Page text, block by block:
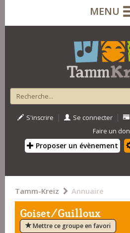
MENU
S'inscrire | Se connecter |
Faire un don
Proposer un évènement
Tamm-Kreiz Annuaire
Goiset/Guilloux
Mettre ce groupe en favori